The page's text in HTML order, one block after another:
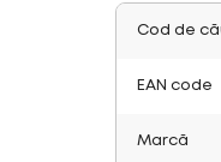
Cod de
EAN code
Marcă